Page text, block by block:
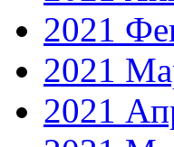
2021
2021
2021